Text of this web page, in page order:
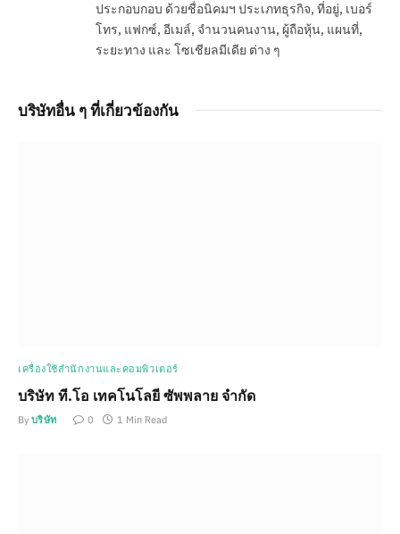
ประกอบกอบ ด้วยชื่อนิคมฯ ประเภทธุรกิจ, ที่อยู่, เบอร์
โทร, แฟกซ์, อีเมล์, จำนวนคนงาน, ผู้ถือหุ้น, แผนที่,
ระยะทาง และ โซเชียลมีเดีย ต่าง ๆ
บริษัทอื่น ๆ ที่เกี่ยวข้องกัน
เครื่องใช้สำนักงานและคอมพิวเตอร์
บริษัท ที.โอ เทคโนโลยี ซัพพลาย จำกัด
By บริษัท 0 1 Min Read